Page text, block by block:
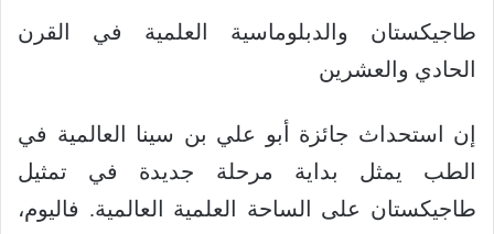
طاجيكستان والدبلوماسية العلمية في القرن
الحادي والعشرين
إن استحداث جائزة أبو علي بن سينا العالمية في
الطب يمثل بداية مرحلة جديدة في تمثيل
طاجيكستان على الساحة العلمية العالمية. فاليوم،